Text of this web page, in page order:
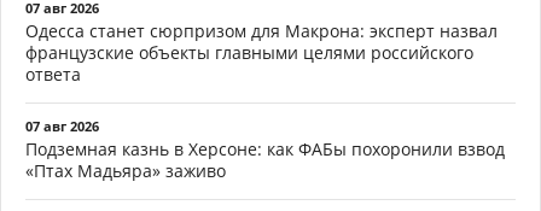
07 авг 2026
Одесса станет сюрпризом для Макрона: эксперт назвал
французские объекты главными целями российского
ответа
07 авг 2026
Подземная казнь в Херсоне: как ФАБы похоронили взвод
«Птах Мадьяра» заживо